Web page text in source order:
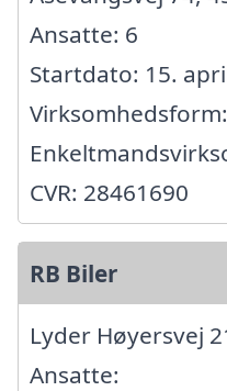
Ansatte: 6
Startdato: 15.
Virksomhedsform:
CVR: 28461690
RB Biler
Lyder Høyersvej
Ansatte: